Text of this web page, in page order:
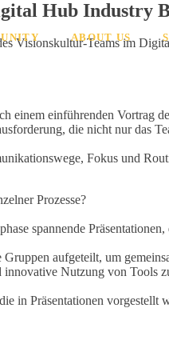
ABOUT US
Hub Industry
Visionskultur-Teams im
einem einführenden Vortrag
die nicht nur das
Fokus und
Prozesse?
spannende
aufgeteilt, um
Nutzung von Tools
in Präsentationen